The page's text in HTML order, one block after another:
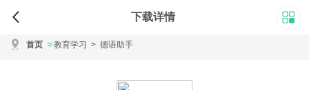
下载详情
首页 教育学习 > 德语助手